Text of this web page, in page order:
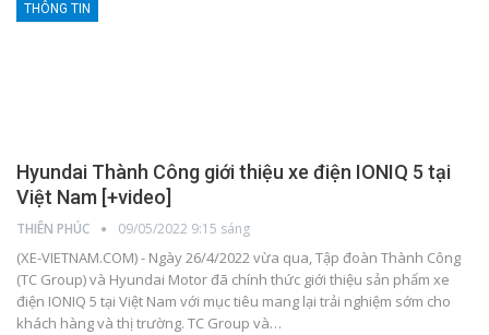
THÔNG TIN
Hyundai Thành Công giới thiệu xe điện IONIQ 5 tại
Việt Nam [+video]
THIÊN PHÚC 09/05/2022 9:15 sáng
(XE-VIETNAM.COM) - Ngày 26/4/2022 vừa qua, Tập đoàn Thành Công
(TC Group) và Hyundai Motor đã chính thức giới thiệu sản phẩm xe
điện IONIQ 5 tại Việt Nam với mục tiêu mang lại trải nghiệm sớm cho
khách hàng và thị trường. TC Group và…